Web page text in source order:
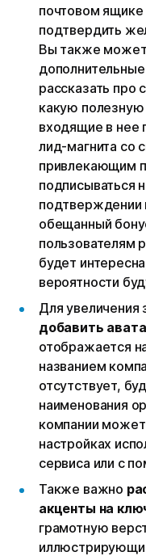
почтовом
подтвердить
Вы также
рассказать про
какую
входящие в нее
лид-магнита со
привлекающим
подписываться
подтверждении
обещанный
пользователям
будет
вероятности
Для увеличения
добавить
отображается
названием
отсутствует,
наименования
компании
настройках
сервиса или с
Также важно
акценты на
грамотную